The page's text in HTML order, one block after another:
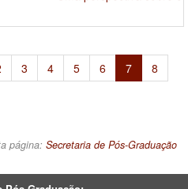
3 4 5 6 7
8
página: Secretaria de Pós-Graduação